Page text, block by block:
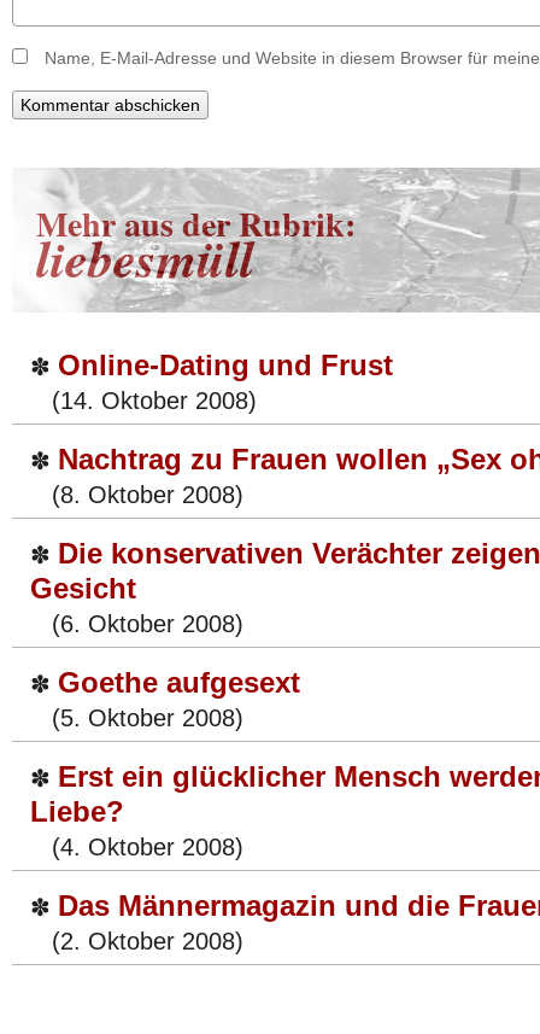
Name, E-Mail-Adresse und Website in diesem Browser für
Mehr aus der Rubrik:
liebesmüll
✽ Online-Dating und Frust
(14. Oktober 2008)
✽ Nachtrag zu Frauen wollen „Sex
(8. Oktober 2008)
✽ Die konservativen Verächter
Gesicht
(6. Oktober 2008)
✽ Goethe aufgesext
(5. Oktober 2008)
✽ Erst ein glücklicher Mensch
Liebe?
(4. Oktober 2008)
✽ Das Männermagazin und die
(2. Oktober 2008)